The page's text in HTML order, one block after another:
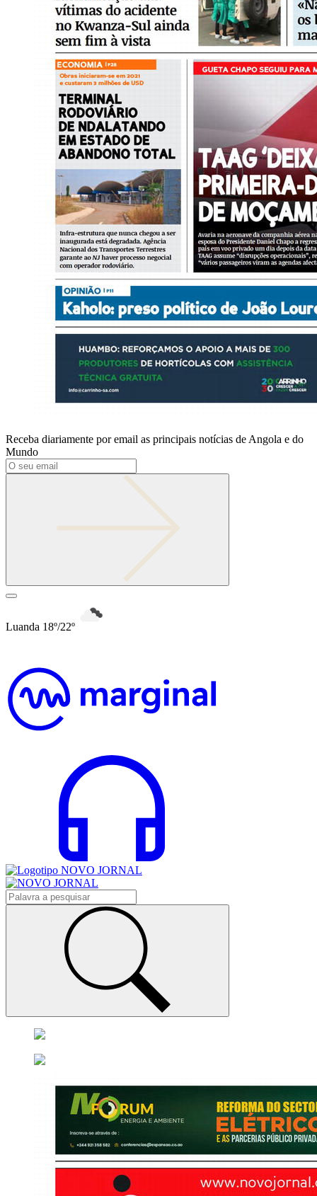
Receba diariamente por email as principais notícias de Angola e do
Mundo
Luanda 18º/22º